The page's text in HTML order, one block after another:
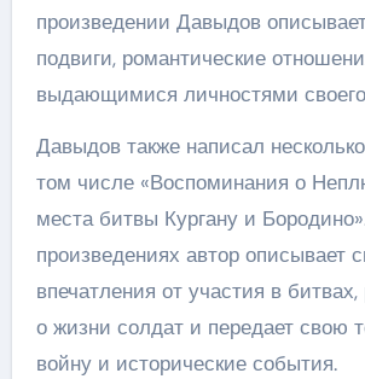
произведении Давыдов
подвиги, романтические
выдающимися личностями
Давыдов также написал
том числе «Воспоминания о
места битвы Кургану и
произведениях автор описывает
впечатления от участия в битвах,
о жизни солдат и передает свою
войну и исторические события.